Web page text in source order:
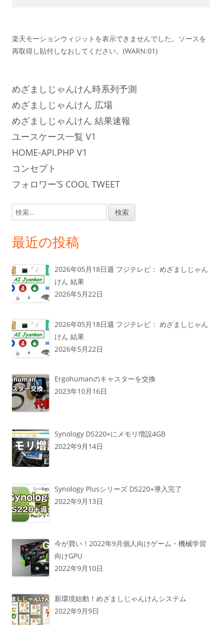
楽天モーションウィジットを表示できませんでした。ソースを
再取得し貼付しなおしてください。(WARN:01)
めざましじゃんけん時系列予測
めざましじゃんけん 広場
めざましじゃんけん 結果速報
ユースケース一覧 V1
HOME-API.PHP V1
コンセプト
フォロワー’S COOL TWEET
検
索:
最近の投稿
2026年05月18日週 フジテレビ： めざましじゃん
けん 結果
2026年5月22日
2026年05月18日週 フジテレビ： めざましじゃん
けん 結果
2026年5月22日
Ergohumanのキャスターを交換
2023年10月16日
Synology DS220+にメモリ増設4GB
2022年9月14日
Synology Plusシリーズ DS220+導入完了
2022年9月13日
今が買い！2022年9月個人向けゲーム・機械学習
向けGPU
2022年9月10日
新環境始動！めざましじゃんけんシステム
2022年9月9日